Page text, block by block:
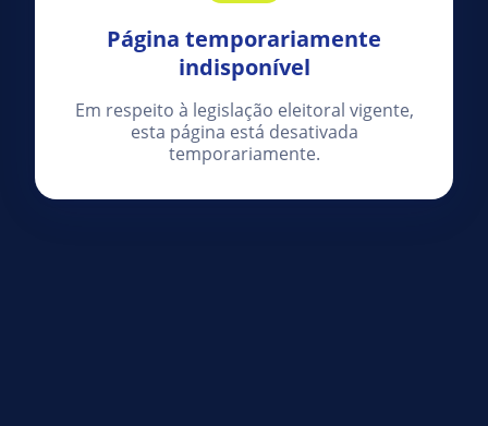
Página temporariamente
indisponível
Em respeito à legislação eleitoral vigente,
esta página está desativada
temporariamente.